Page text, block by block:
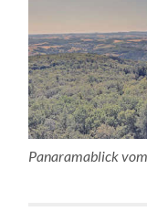
Panaramablick